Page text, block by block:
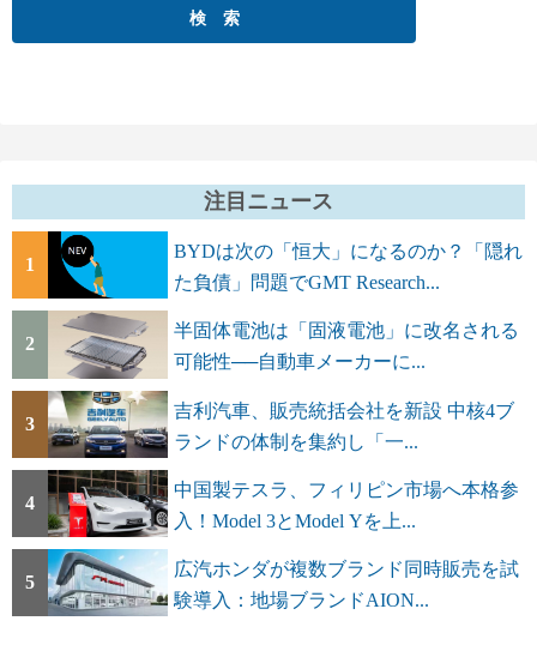
注目ニュース
1
BYDは次の「恒大」になるのか？「隠れ
た負債」問題でGMT Research...
2
半固体電池は「固液電池」に改名される
可能性──自動車メーカーに...
3
吉利汽車、販売統括会社を新設 中核4ブ
ランドの体制を集約し「一...
4
中国製テスラ、フィリピン市場へ本格参
入！Model 3とModel Yを上...
5
広汽ホンダが複数ブランド同時販売を試
験導入：地場ブランドAION...